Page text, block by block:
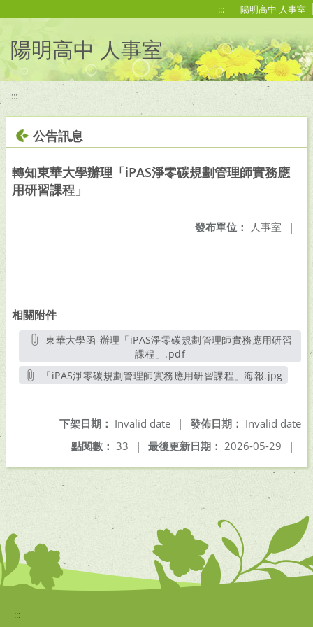
::: 陽明高中 人事室
陽明高中 人事室
:::
公告訊息
轉知東華大學辦理「iPAS淨零碳規劃管理師實務應
用研習課程」
發布單位： 人事室 |
相關附件
東華大學函-辦理「iPAS淨零碳規劃管理師實務應用研習
課程」.pdf另開新視窗
「iPAS淨零碳規劃管理師實務應用研習課程」海報.jpg
發佈日期： Invalid date
下架日期： Invalid date
|
最後更新日期： 2026-05-29 |
點閱數： 33 |
:::